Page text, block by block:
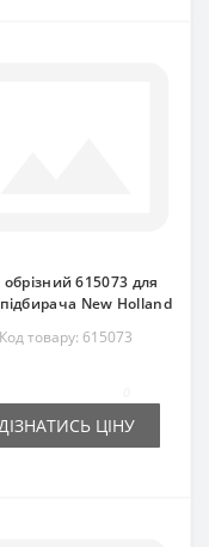
обрізний 615073 для
New Holland
Код товару: 615073
ЦІНУ